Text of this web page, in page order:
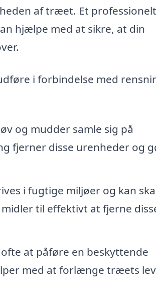
af træet. Et professionelt
hjælpe med at sikre, at din
i forbindelse med
og mudder samle sig på
fjerner disse urenheder og
i fugtige miljøer og kan
til effektivt at fjerne
at påføre en beskyttende
med at forlænge træets